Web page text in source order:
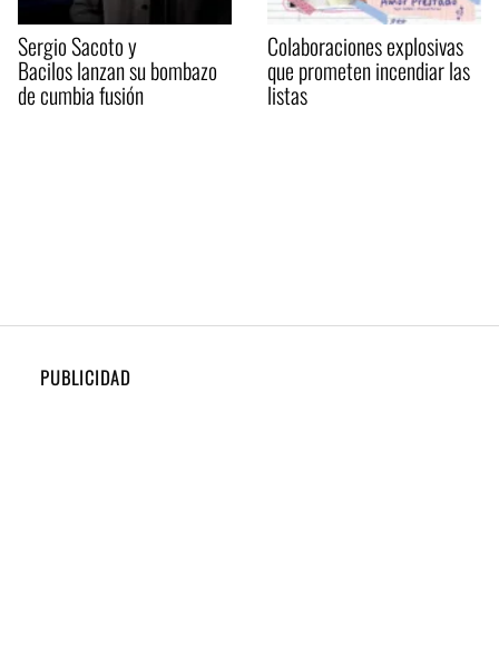
Sergio Sacoto y
Bacilos lanzan su bombazo
de cumbia fusión
Colaboraciones explosivas
que prometen incendiar las
listas
PUBLICIDAD